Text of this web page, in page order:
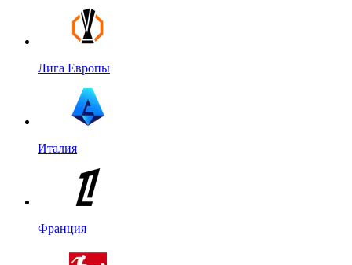
Лига Европы
Италия
Франция